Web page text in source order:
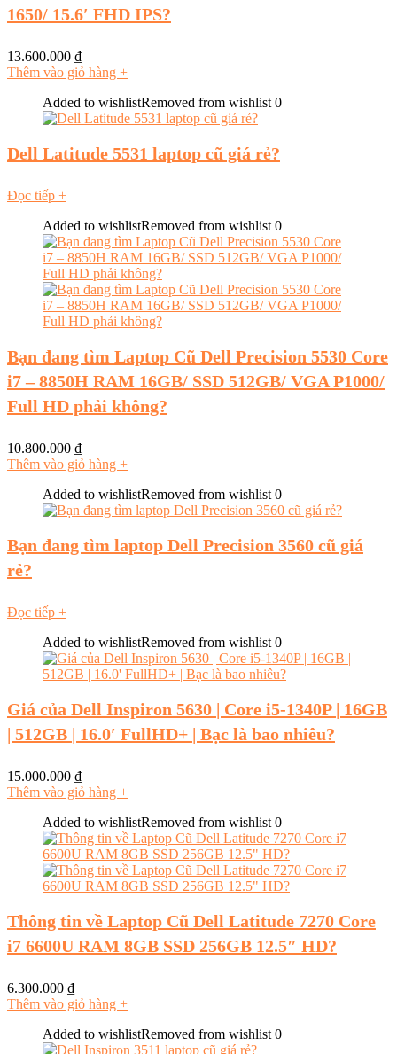
1650/ 15.6′ FHD IPS?
13.600.000 ₫
Thêm vào giỏ hàng +
Added to wishlistRemoved from wishlist 0
Dell Latitude 5531 laptop cũ giá rẻ?
Đọc tiếp +
Added to wishlistRemoved from wishlist 0
Bạn đang tìm Laptop Cũ Dell Precision 5530 Core
i7 – 8850H RAM 16GB/ SSD 512GB/ VGA P1000/
Full HD phải không?
10.800.000 ₫
Thêm vào giỏ hàng +
Added to wishlistRemoved from wishlist 0
Bạn đang tìm laptop Dell Precision 3560 cũ giá
rẻ?
Đọc tiếp +
Added to wishlistRemoved from wishlist 0
Giá của Dell Inspiron 5630 | Core i5-1340P | 16GB
| 512GB | 16.0′ FullHD+ | Bạc là bao nhiêu?
15.000.000 ₫
Thêm vào giỏ hàng +
Added to wishlistRemoved from wishlist 0
Thông tin về Laptop Cũ Dell Latitude 7270 Core
i7 6600U RAM 8GB SSD 256GB 12.5″ HD?
6.300.000 ₫
Thêm vào giỏ hàng +
Added to wishlistRemoved from wishlist 0